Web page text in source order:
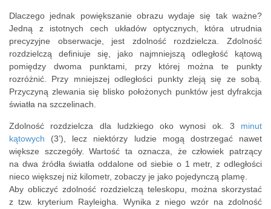
Dlaczego jednak powiększanie obrazu wydaje się tak ważne?
Jedną z istotnych cech układów optycznych, która utrudnia
precyzyjne obserwacje, jest zdolność rozdzielcza. Zdolność
rozdzielczą definiuje się, jako najmniejszą odległość kątową
pomiędzy dwoma punktami, przy której można te punkty
rozróżnić. Przy mniejszej odległości punkty zleją się ze sobą.
Przyczyną zlewania się blisko położonych punktów jest dyfrakcja
światła na szczelinach.
Zdolność rozdzielcza dla ludzkiego oko wynosi ok. 3 minut
kątowych (3’), lecz niektórzy ludzie mogą dostrzegać nawet
większe szczegóły. Wartość ta oznacza, że człowiek patrzący
na dwa źródła światła oddalone od siebie o 1 metr, z odległości
nieco większej niż kilometr, zobaczy je jako pojedynczą plamę.
Aby obliczyć zdolność rozdzielczą teleskopu, można skorzystać
z tzw. kryterium Rayleigha. Wynika z niego wzór na zdolność